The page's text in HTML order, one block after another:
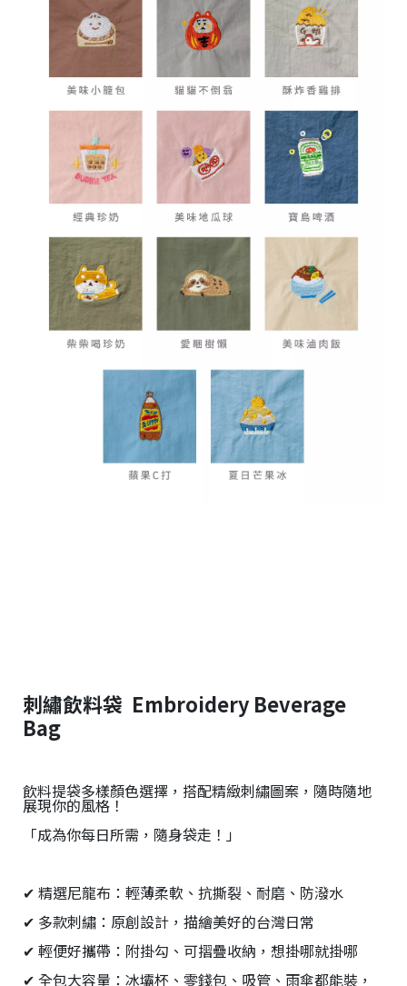
刺繡飲料袋 Embroidery Beverage
Bag
飲料提袋多樣顏色選擇，搭配精緻刺繡圖案，隨時隨地
展現你的風格！
「成為你每日所需，隨身袋走！」
✔ 精選尼龍布：輕薄柔軟、抗撕裂、耐磨、防潑水
✔ 多款刺繡：原創設計，描繪美好的台灣日常
✔ 輕便好攜帶：附掛勾、可摺疊收納，想掛哪就掛哪
✔ 全包大容量：冰壩杯、零錢包、吸管、雨傘都能裝，